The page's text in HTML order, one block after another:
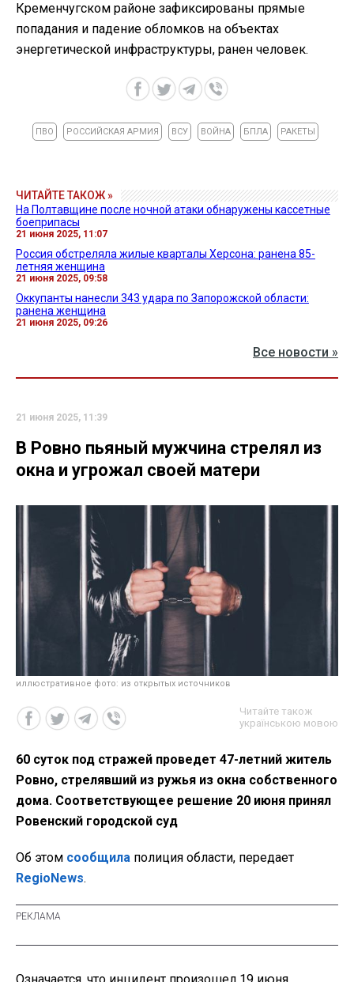
Кременчугском районе зафиксированы прямые
попадания и падение обломков на объектах
энергетической инфраструктуры, ранен человек.
ПВО РОССИЙСКАЯ АРМИЯ ВСУ ВОЙНА БПЛА РАКЕТЫ
ЧИТАЙТЕ ТАКОЖ »
На Полтавщине после ночной атаки обнаружены кассетные
боеприпасы
21 июня 2025, 11:07
Россия обстреляла жилые кварталы Херсона: ранена 85-
летняя женщина
21 июня 2025, 09:58
Оккупанты нанесли 343 удара по Запорожской области:
ранена женщина
21 июня 2025, 09:26
Все новости »
21 июня 2025, 11:39
В Ровно пьяный мужчина стрелял из
окна и угрожал своей матери
иллюстративное фото: из открытых источников
Читайте також
українською мовою
60 суток под стражей проведет 47-летний житель
Ровно, стрелявший из ружья из окна собственного
дома. Соответствующее решение 20 июня принял
Ровенский городской суд
Об этом сообщила полиция области, передает
RegioNews.